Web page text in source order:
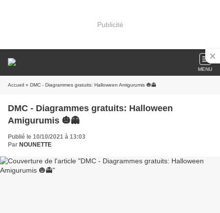
Publicité
MENU
Accueil » DMC - Diagrammes gratuits: Halloween Amigurumis 🎃👻
DMC - Diagrammes gratuits: Halloween
Amigurumis 🎃👻
Publié le 10/10/2021 à 13:03
Par NOUNETTE